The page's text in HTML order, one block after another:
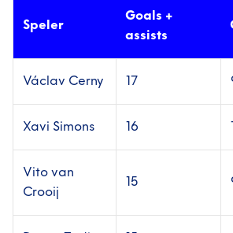
Speler
Goals +
assists
Václav Cerny 17
Xavi Simons 16
Vito van
Crooij
15